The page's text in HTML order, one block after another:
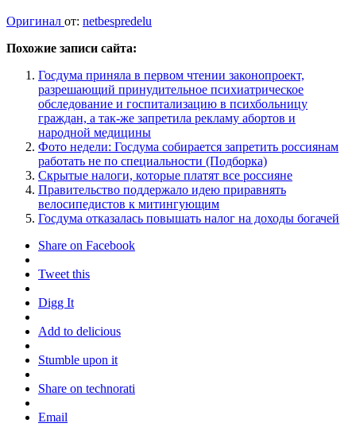
Оригинал от: netbespredelu
Похожие записи сайта:
Госдума приняла в первом чтении законопроект,
разрешающий принудительное психиатрическое
обследование и госпитализацию в психбольницу
граждан, а так-же запретила рекламу абортов и
народной медицины
Фото недели: Госдума собирается запретить россиянам
работать не по специальности (Подборка)
Скрытые налоги, которые платят все россияне
Правительство поддержало идею приравнять
велосипедистов к митингующим
Госдума отказалась повышать налог на доходы богачей
Share on Facebook
Tweet this
Digg It
Add to delicious
Stumble upon it
Share on technorati
Email